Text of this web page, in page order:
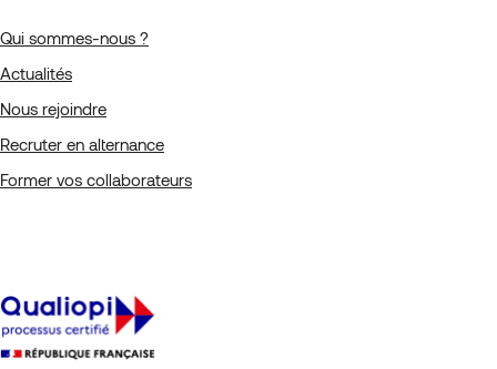
Qui sommes-nous ?
Actualités
Nous rejoindre
Recruter en alternance
Former vos collaborateurs